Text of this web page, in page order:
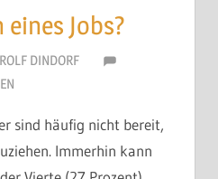
eines Jobs?
ROLF DINDORF
sind häufig nicht bereit,
Immerhin kann